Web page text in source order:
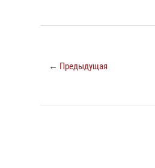
← Предыдущая